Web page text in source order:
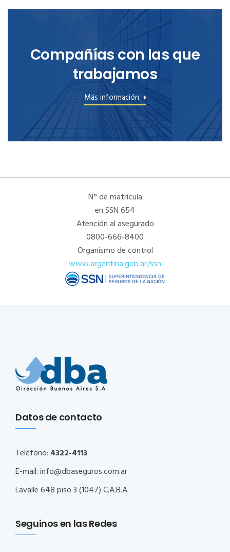
Compañías con las que
trabajamos
Más información
N° de matrícula
en SSN 654
Atención al asegurado
0800-666-8400
Organismo de control
www.argentina.gob.ar/ssn
Datos de contacto
Teléfono: 4322-4113
E-mail:info@dbaseguros.com.ar
Lavalle 648 piso 3 (1047) C.A.B.A.
Seguinos en las Redes